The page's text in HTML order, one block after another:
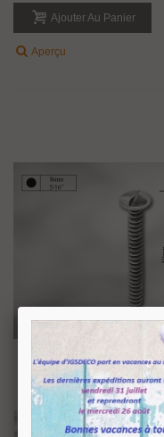
Ajouter Au Panier
Aperçu